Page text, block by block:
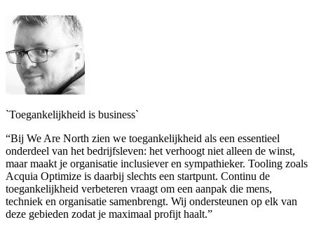
`Toegankelijkheid is business`
“Bij We Are North zien we toegankelijkheid als een essentieel
onderdeel van het bedrijfsleven: het verhoogt niet alleen de winst,
maar maakt je organisatie inclusiever en sympathieker. Tooling zoals
Acquia Optimize is daarbij slechts een startpunt. Continu de
toegankelijkheid verbeteren vraagt om een aanpak die mens,
techniek en organisatie samenbrengt. Wij ondersteunen op elk van
deze gebieden zodat je maximaal profijt haalt.”